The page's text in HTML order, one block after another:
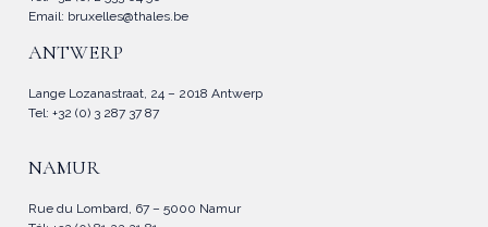
Email: bruxelles@thales.be
ANTWERP
Lange Lozanastraat, 24 – 2018 Antwerp
Tel: +32 (0) 3 287 37 87
NAMUR
Rue du Lombard, 67 – 5000 Namur